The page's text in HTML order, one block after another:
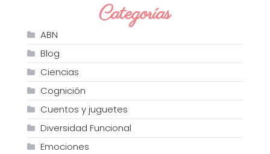
Categorías
ABN
Blog
Ciencias
Cognición
Cuentos y juguetes
Diversidad Funcional
Emociones